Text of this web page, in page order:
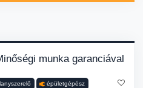
épületgépész